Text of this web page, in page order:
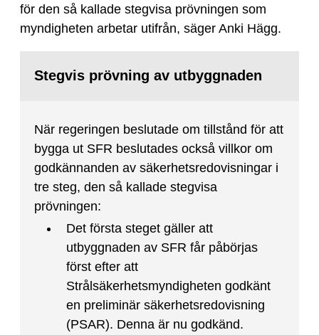
för den så kallade stegvisa prövningen som
myndigheten arbetar utifrån, säger Anki Hägg.
Stegvis prövning av utbyggnaden
När regeringen beslutade om tillstånd för att
bygga ut SFR beslutades också villkor om
godkännanden av säkerhetsredovisningar i
tre steg, den så kallade stegvisa
prövningen:
Det första steget gäller att
utbyggnaden av SFR får påbörjas
först efter att
Strålsäkerhetsmyndigheten godkänt
en preliminär säkerhetsredovisning
(PSAR). Denna är nu godkänd.